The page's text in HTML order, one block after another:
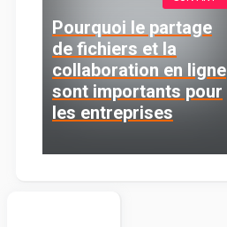
Pourquoi le partage
de fichiers et la
collaboration en ligne
sont importants pour
les entreprises